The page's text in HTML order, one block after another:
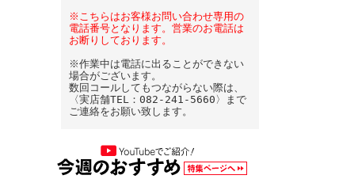
※こちらはお客様お問い合わせ専用の
電話番号となります。営業のお電話は
お断りしております。
※作業中は電話に出ることができない
場合がございます。
数回コールしてもつながらない際は、
〈実店舗TEL：082-241-5660〉まで
ご連絡をお願い致します。